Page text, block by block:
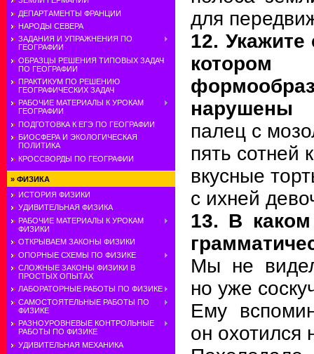
ДЕПАРТАМЕНТЫ ФРАНЦИИ
НАРОДЫ СЕВЕРА
ЗАДАНИЯ И УПРАЖНЕНИЯ ПО
ГЕОГРАФИИ
ОБРАЗЦЫ РЕШЕНИЯ ТИПОВЫХ ЗАДАЧ
ПО ГЕОГРАФИИ
ПРАКТИКУМ ПО РЕШЕНИЮ
ГЕОГРАФИЧЕСКИХ ЗАДАЧ
РАБОЧИЕ МАТЕРИАЛЫ К УРОКАМ
ГЕОГРАФИИ
ПОДГОТОВКА К ЕГЭ ПО ГЕОГРАФИИ
БИОСФЕРА И ЭКОЛОГИЧЕСКАЯ
ПОЛИТИКА
КРОССВОРДЫ ПО ГЕОГРАФИИ
» ФИЗИКА
ИСТОРИЯ ФИЗИКИ
УДИВИТЕЛЬНАЯ ФИЗИКА
РАБОЧИЕ МАТЕРИАЛЫ К УРОКАМ
ФИЗИКИ
ОТКРЫВАЕМ ЗАКОНЫ ФИЗИКИ
ОПОРНЫЕ СХЕМЫ ПО ФИЗИКЕ
СЛОЖНЫЕ ЗАКОНЫ ФИЗИКИ В
ПРОСТЫХ ОПЫТАХ
ЛАБОРАТОРНЫЕ РАБОТЫ ПО ФИЗИКЕ
САМОСТОЯТЕЛЬНЫЕ РАБОТЫ ПО
ФИЗИКЕ
РАЗНОУРОВНЕВЫЕ КОНТРОЛЬНЫЕ
РАБОТЫ ПО ФИЗИКЕ
УДИВИТЕЛЬНАЯ МЕХАНИКА
для
12. Укажите
нарушены
палец с
пять сотней
вкусные
с ихней
13. В
Мы не
но уже
Ему
он охотился